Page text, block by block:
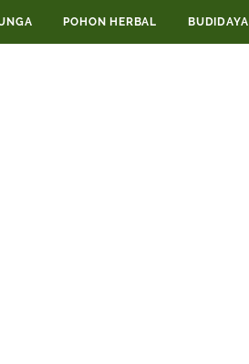
POHON HERBAL BUDIDAYA